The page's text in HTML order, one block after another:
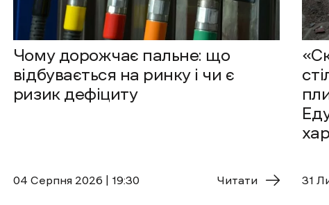
Чому дорожчає пальне: що
відбувається на ринку і чи є
ризик дефіциту
04 Cерпня 2026 | 19:30 Читати 31